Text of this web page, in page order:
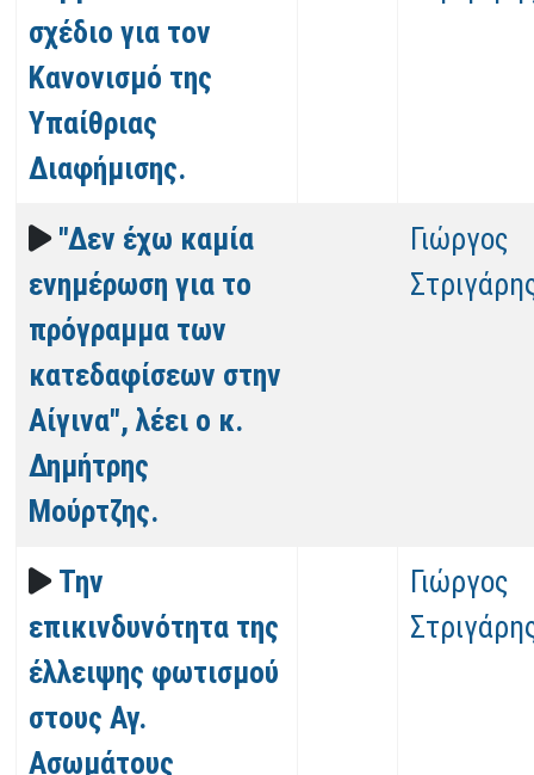
σχέδιο για τον
Κανονισμό της
Υπαίθριας
Διαφήμισης.
"Δεν έχω καμία
ενημέρωση για το
πρόγραμμα των
κατεδαφίσεων στην
Αίγινα", λέει ο κ.
Δημήτρης
Μούρτζης.
Γιώργος
Την
επικινδυνότητα της
έλλειψης φωτισμού
στους Αγ.
Ασωμάτους
Γιώργος